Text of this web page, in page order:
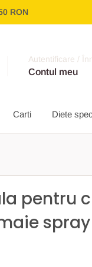
RON
Autentificare /
Contul meu
Carti Diete
pentru